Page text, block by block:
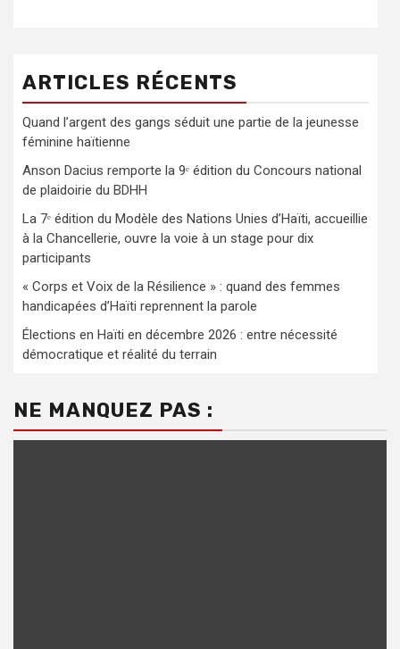
ARTICLES RÉCENTS
Quand l’argent des gangs séduit une partie de la jeunesse
féminine haïtienne
Anson Dacius remporte la 9ᵉ édition du Concours national
de plaidoirie du BDHH
La 7ᵉ édition du Modèle des Nations Unies d’Haïti, accueillie
à la Chancellerie, ouvre la voie à un stage pour dix
participants
« Corps et Voix de la Résilience » : quand des femmes
handicapées d’Haïti reprennent la parole
Élections en Haïti en décembre 2026 : entre nécessité
démocratique et réalité du terrain
NE MANQUEZ PAS :